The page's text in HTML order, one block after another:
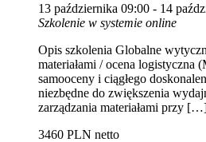
13 października 09:00 - 14
Szkolenie w systemie online
Opis szkolenia Globalne
materiałami / ocena
samooceny i ciągłego
niezbędne do zwiększenia
zarządzania materiałami przy
3460 PLN netto